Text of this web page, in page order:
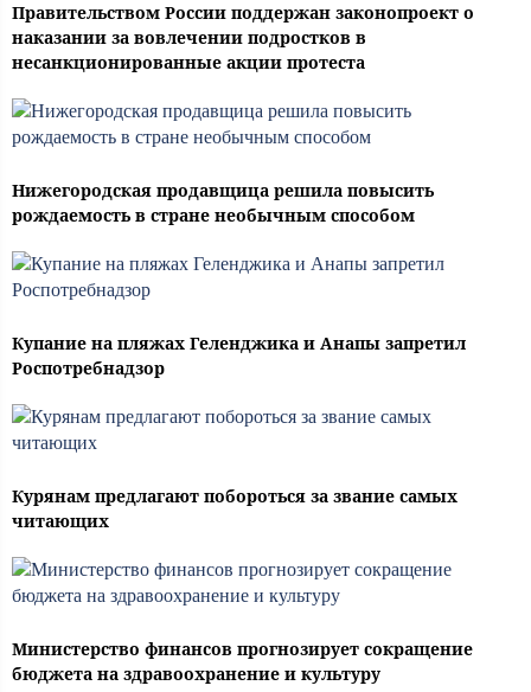
Правительством России поддержан законопроект о
наказании за вовлечении подростков в
несанкционированные акции протеста
Нижегородская продавщица решила повысить
рождаемость в стране необычным способом
Купание на пляжах Геленджика и Анапы запретил
Роспотребнадзор
Курянам предлагают побороться за звание самых
читающих
Министерство финансов прогнозирует сокращение
бюджета на здравоохранение и культуру